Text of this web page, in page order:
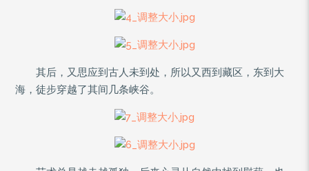
其后，又思应到古人未到处，所以又西到藏区，东到大
海，徒步穿越了其间几条峡谷。